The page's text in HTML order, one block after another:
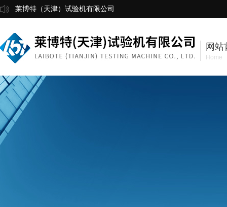
莱博特（天津）试验机有限公司
网站
Home